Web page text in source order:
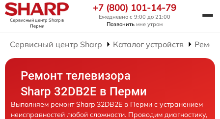
Сервисный центр Sharpв
Перми
+7 (800) 101-14-79
Ежедневно с 9:00 до 21:00
Позвонить мне утром
Сервисный центр Sharp Каталог устройств
Ремонт телевизора
Sharp 32DB2E в Перми
Выполняем ремонт Sharp 32DB2E в Перми с устранением
неисправностей любой сложности. Проводим диагностику,